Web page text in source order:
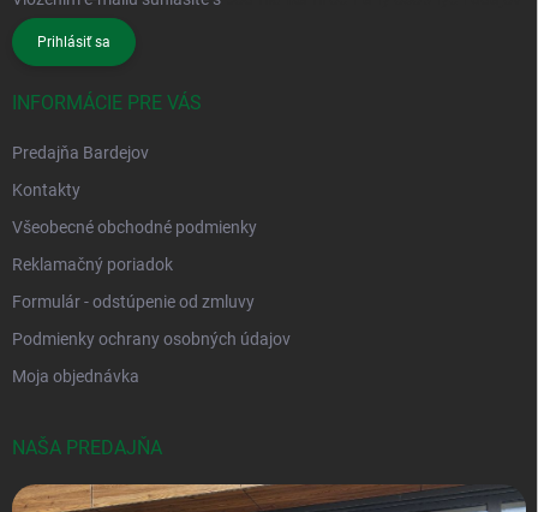
Prihlásiť sa
INFORMÁCIE PRE VÁS
Predajňa Bardejov
Kontakty
Všeobecné obchodné podmienky
Reklamačný poriadok
Formulár - odstúpenie od zmluvy
Podmienky ochrany osobných údajov
Moja objednávka
NAŠA PREDAJŇA